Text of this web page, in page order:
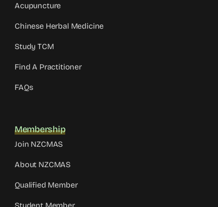
Acupuncture
Chinese Herbal Medicine
Study TCM
Find A Practitioner
FAQs
Membership
Join NZCMAS
About NZCMAS
Qualified Member